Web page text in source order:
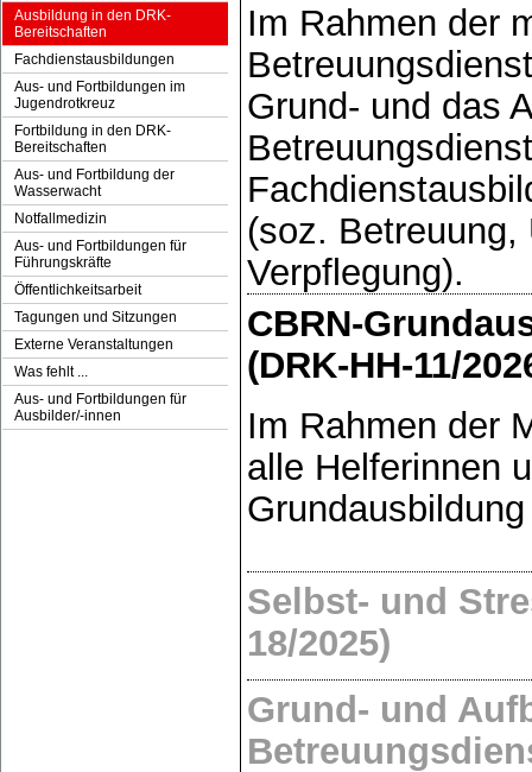
Ausbildung in den DRK-
Bereitschaften
Fachdienstausbildungen
Aus- und Fortbildungen im
Jugendrotkreuz
Fortbildung in den DRK-
Bereitschaften
Aus- und Fortbildung der
Wasserwacht
Notfallmedizin
Aus- und Fortbildungen für
Führungskräfte
Öffentlichkeitsarbeit
Tagungen und Sitzungen
Externe Veranstaltungen
Was fehlt ...
Aus- und Fortbildungen für
Ausbilder/-innen
Im Rahmen der
Grund- und das
(soz. Betreuung,
Verpflegung).
CBRN-
(DRK-HH-11/
Im Rahmen der
alle Helferinnen
Selbst- und
18/2025)
Grund- und